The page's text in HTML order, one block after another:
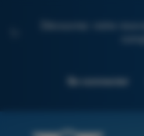
Découvrez notre
Se connecter